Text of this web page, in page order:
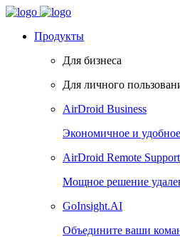
Продукты
Для бизнеса
Для личного
AirDroid Business
Экономичное и
AirDroid Remote Support
Мощное решение
GoInsight.AI
Объедините ваши